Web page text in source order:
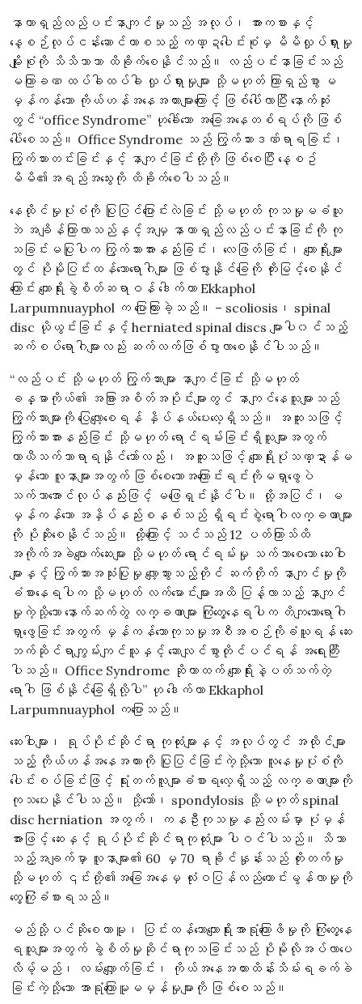
နာတာရှည်လည်ပင်းနာကျင်မှုသည် အလုပ်၊ အားကစားနှင့်
နေ့စဉ်လုပ်ငန်းဆောင်တာစသည့် ကဏ္ဍပေါင်းစုံမှ မိမိလှုပ်ရှားမှု
မျိုးစုံကို သိသိသာသာ ထိခိုက်စေနိုင်သည်။ လည်ပင်းနာခြင်းသည်
မကြာခဏ ထပ်ခါထပ်ခါ လှုပ်ရှားမှုများ သို့မဟုတ် ကြာရှည်စွာ မ
မှန်ကန်သော ကိုယ်ဟန်အနေအထားများကြောင့် ဖြစ်ပေါ်လာပြီး နောက်ဆုံး
တွင် “office Syndrome” ဟုခေါ်သော အခြေအနေတစ်ရပ်ကို ဖြစ်
ပေါ်စေသည်။ Office Syndrome သည် ကြွက်သားဒဏ်ရာရခြင်း၊
ကြွက်သားတင်းခြင်းနှင့် နာကျင်ခြင်းတို့ကို ဖြစ်စေပြီး နေ့စဥ်
မိမိ၏အရည်အသွေးကို ထိခိုက်စေပါသည်။
နေထိုင်မှုပုံစံကို ပြုပြင်ပြောင်းလဲခြင်း သို့မဟုတ် ကုသမှုမခံယူ
ဘဲ အချိန်ကြာလာသည်နှင့်အမျှ နာတာရှည်လည်ပင်းနာခြင်းကို ကု
သခြင်းမပြုပါက ကြွက်သားအားနည်းခြင်း၊ လေဖြတ်ခြင်း၊ ကျောရိုးများ
တွင် ပိုမိုပြင်းထန်သောရောဂါများ ဖြစ်ပွားနိုင်ခြေကို တိုးမြင့်စေနိုင်
ကြောင်း ကျောရိုးခွဲစိတ်ဆရာဝန် ဒေါက်တာ Ekkaphol
Larpumnuayphol က ပြောကြားခဲ့သည်။ – scoliosis၊ spinal
disc ယိုယွင်းခြင်းနှင့် herniated spinal discs များပါ၀င်သည့်
ဆက်စပ်ရောဂါများလည်း ဆက်လက်ဖြစ်ပွားလာစေနိုင်ပါသည်။
“လည်ပင်း သို့မဟုတ် ကြွက်သားများ နာကျင်ခြင်း သို့မဟုတ်
ခန္ဓာကိုယ်၏ အခြားအစိတ်အပိုင်းများတွင် နာကျင်နေသူများသည်
ကြွက်သားများကို ပြေလျော့စေရန် နှိပ်နယ်ပေးလေ့ရှိသည်။ အထူးသဖြင့်
ကြွက်သားအားနည်းခြင်း သို့မဟုတ် ရောင်ရမ်းခြင်းရှိသူများအတွက်
ယာယီသက်သာရာရနိုင်သော်လည်း၊ အထူးသဖြင့် ကျောရိုးပုံသဏ္ဍာန်မ
မှန်သော လူနာများအတွက် ဖြစ်စေသောအကြောင်းရင်းကိုမရှာဖွေပဲ
သက်သာအောင်လုပ်နည်းဖြင့် မဖြေရှင်းနိုင်ပါ။ ထို့အပြင်၊ မ
မှန်ကန်သော အနှိပ်နည်းစနစ်သည် ရှိရင်းစွဲရောဂါလက္ခဏာများ
ကို ပိုဆိုးစေနိုင်သည်။ ထို့ကြောင့် သင်သည် 12 ပတ်ကြာသ်ထိ
အကိုက်အခဲပျောက်ဆေးများ သို့မဟုတ် ရောင်ရမ်းမှု သက်သာစေသော ဆေးဝါး
များနှင့် ကြွက်သားအသုံးပြုမှု လျော့သွားသည့်တိုင် ဆက်တိုက် နာကျင်မှုကို
ခံစားနေရပါက သို့မဟုတ် လက်မောင်းများအထိ ပြန့်လာသည့် နာကျင်
မှုကဲ့သို့သော နောက်ဆက်တွဲ လက္ခဏာများ ကြုံတွေ့နေရပါက တိကျသောရောဂါ
ရှာဖွေခြင်းအတွက် မှန်ကန်သောကုသမှုအစီအစဉ်ကိုခံယူရန် ဆေး
ဘက်ဆိုင်ရာကျွမ်းကျင်သူနှင့် ဆောလျင်စွာတိုင်ပင်ရန် အရေးကြီး
ပါသည်။ Office Syndrome ဆိုတာထက် ကျောရိုးနဲ့ပတ်သက်တဲ့
ရောဂါ ဖြစ်နိုင်ခြေရှိလို့ပါ” ဟု ဒေါက်တာ Ekkaphol
Larpumnuayphol ကပြောသည်။
ဆေးဝါးများ၊ ရုပ်ပိုင်းဆိုင်ရာ ကုထုံးများနှင့် အလုပ်တွင် အထိုင်များ
သည့် ကိုယ်ဟန်အနေအထားကို ပြုပြင်ခြင်းကဲ့သို့သော လူနေမှုပုံစံကို
ပေါင်းစပ်ခြင်းဖြင့် ရုံးတက်လူများခံစားရလေ့ရှိသည့် လက္ခဏာများကို
ကုသပေးနိုင်ပါသည်။ သို့သော်၊ spondylosis သို့မဟုတ် spinal
disc herniation အတွက်၊ ကနဦးကုသမှုနည်းလမ်းမှာ ပုံမှန်
အားဖြင့် ဆေးနှင့် ရုပ်ပိုင်းဆိုင်ရာကုထုံးများ ပါဝင်ပါသည်။ သိသာ
သည့်အချက်မှာ လူနာများ၏ 60 မှ 70 ရာခိုင်နှုန်းသည် တိုးတက်မှု
သို့မဟုတ် ၎င်းတို့၏အခြေအနေမှ လုံးဝပြန်လည်ကောင်းမွန်လာမှုကို
တွေ့ကြုံခံစားရသည်။
မည်သို့ပင်ဆိုစေကာမူ၊ ပြင်းထန်သောကျောရိုးအာရုံကြောဖိမှုကို ကြုံတွေ့နေ
ရသူများအတွက် ခွဲစိတ်မှုဆိုင်ရာကုသခြင်းသည် ပိုမိုလိုအပ်လာပေ
လိမ့်မည်၊ လမ်းလျှောက်ခြင်း၊ ကိုယ်အနေအထားထိန်းသိမ်းရခက်ခဲ
ခြင်းကဲ့သို့သော အာရုံကြောမူမမှန်မှုများကို ဖြစ်စေသည်။